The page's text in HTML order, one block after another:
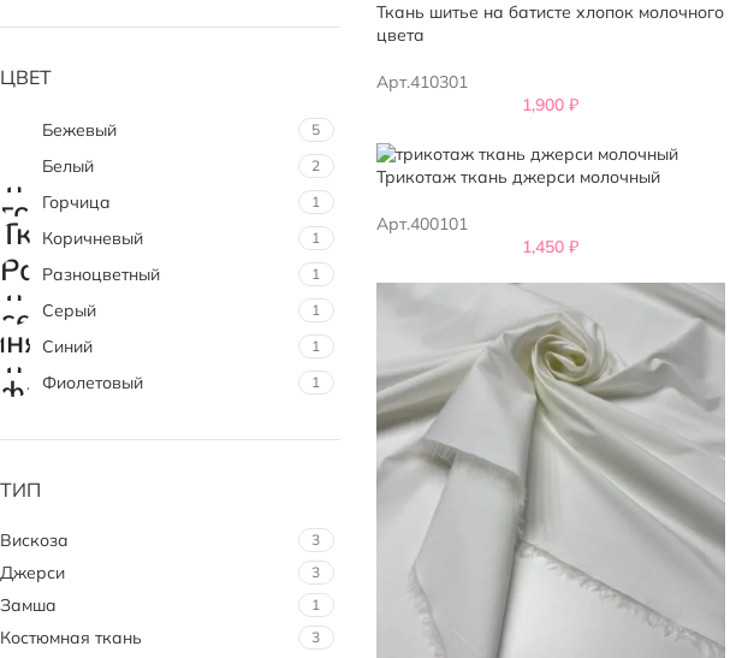
ЦВЕТ
Бежевый 5
Белый 2
Горчица 1
Коричневый 1
Разноцветный 1
Серый 1
Синий 1
Фиолетовый 1
ТИП
Вискоза 3
Джерси 3
Замша 1
Костюмная ткань 3
Ткань шитье на батисте хлопок молочного
цвета
Арт.410301
1,900₽
Трикотаж ткань джерси молочный
Арт.400101
1,450₽